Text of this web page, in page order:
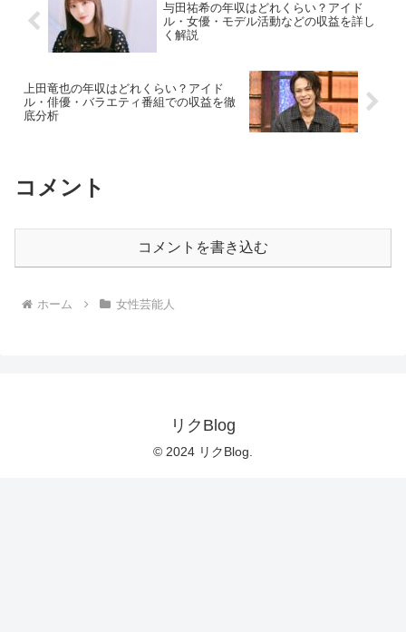
与田祐希の年収はどれくらい？アイド
ル・女優・モデル活動などの収益を詳し
く解説
上田竜也の年収はどれくらい？アイド
ル・俳優・バラエティ番組での収益を徹
底分析
コメント
コメントを書き込む
ホーム 女性芸能人
リクBlog
© 2024 リクBlog.